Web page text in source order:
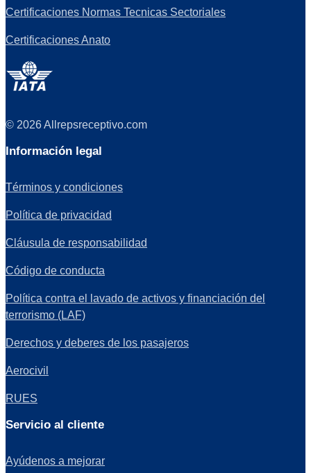
Certificaciones Normas Tecnicas Sectoriales
Certificaciones Anato
© 2026 Allrepsreceptivo.com
Información legal
Términos y condiciones
Política de privacidad
Cláusula de responsabilidad
Código de conducta
Política contra el lavado de activos y financiación del
terrorismo (LAF)
Derechos y deberes de los pasajeros
Aerocivil
RUES
Servicio al cliente
Ayúdenos a mejorar